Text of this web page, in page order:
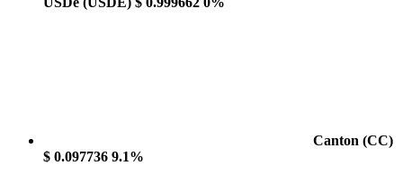
Canton (CC)
$ 0.097736 9.1%